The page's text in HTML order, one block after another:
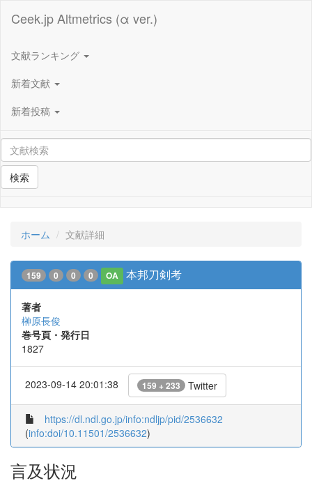
Ceek.jp Altmetrics (α ver.)
文献ランキング
新着文献
新着投稿
検索
ホーム 文献詳細
159 0 0 0 OA 本邦刀剣考
著者
榊原長俊
巻号頁・発行日
1827
2023-09-14 20:01:38 159 + 233 Twitter
https://dl.ndl.go.jp/info:ndljp/pid/2536632
(info:doi/10.11501/2536632)
言及状況